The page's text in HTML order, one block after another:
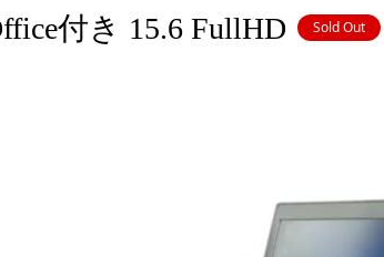
付き 15.6 FullHD
Sold Out